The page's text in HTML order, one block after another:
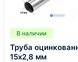
В наличии
Труба
15х2,8 мм